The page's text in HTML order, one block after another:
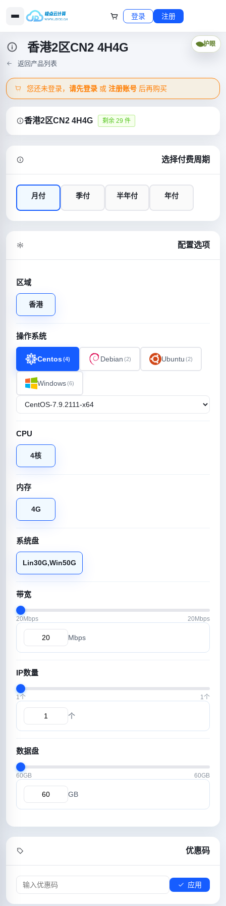
登录 注册
香港2区CN2 4H4G
返回产品列表
您还未登录，请先登录 或注册账号 后再购买
香港2区CN2 4H4G 剩余 29 件
选择付费周期
月付 季付 半年付 年付
配置选项
区域
香港
操作系统
Centos(4) Debian (2) Ubuntu (2)
Windows(6)
CPU
4核
内存
4G
系统盘
Lin30G,Win50G
带宽
20Mbps 20Mbps
Mbps
IP数量
1个 1个
个
数据盘
60GB 60GB
GB
优惠码
应用
护眼